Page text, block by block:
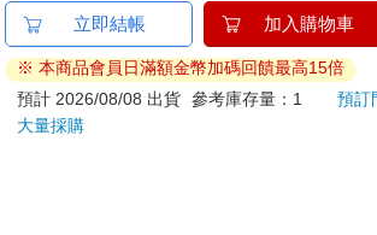
已拆封之個人衛生用品。（如：內衣
若非上列種類商品，均享有到貨7天的猶
日）。
辦理退換貨時，商品（組合商品恕無法接
立即結帳 加入購物車
※ 本商品會員日滿額金幣加碼回饋最高15倍
預計 2026/08/08 出貨 參考庫存量：1 預訂
大量採購